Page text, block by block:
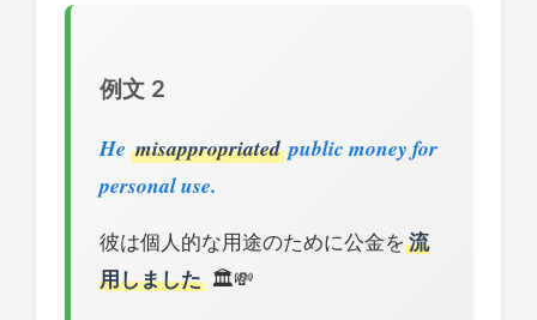
例文 2
He misappropriated public money for
personal use.
彼は個人的な用途のために公金を 流
用しました 🏛️💸